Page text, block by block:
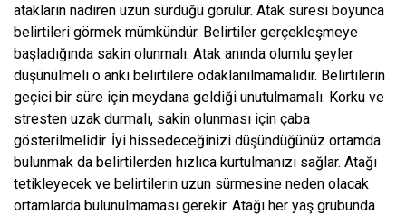
atakların nadiren uzun sürdüğü görülür. Atak süresi boyunca
belirtileri görmek mümkündür. Belirtiler gerçekleşmeye
başladığında sakin olunmalı. Atak anında olumlu şeyler
düşünülmeli o anki belirtilere odaklanılmamalıdır. Belirtilerin
geçici bir süre için meydana geldiği unutulmamalı. Korku ve
stresten uzak durmalı, sakin olunması için çaba
gösterilmelidir. İyi hissedeceğinizi düşündüğünüz ortamda
bulunmak da belirtilerden hızlıca kurtulmanızı sağlar. Atağı
tetikleyecek ve belirtilerin uzun sürmesine neden olacak
ortamlarda bulunulmaması gerekir. Atağı her yaş grubunda